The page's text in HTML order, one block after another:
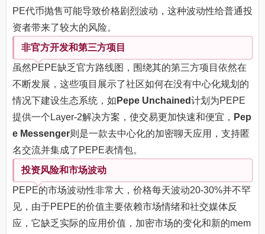
PE代币抛售可能导致价格剧烈波动，这种波动性给普通投
资者带来了较大的风险。
非官方开发和第三方项目
虽然PEPE缺乏官方路线图，围绕其的第三方项目依然在
不断发展，这些项目展示了社区如何在没有中心化规划的
情况下建设生态系统，如 Pepe Unchained计划为PEPE
提供一个Layer-2解决方案，使交易更加快速和便宜， Pep
e Messenger则是一款去中心化的加密聊天应用，支持匿
名交流并集成了PEPE表情包。
投资风险和市场波动
PEPE的市场波动性非常大，价格每天波动20-30%并不罕
见，由于PEPE的价值主要依赖市场情绪和社交媒体反
应，它缺乏实际的应用价值，加密市场的变化和新的mem